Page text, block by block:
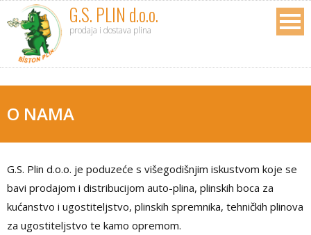
G.S. PLIN d.o.o.
prodaja i dostava plina
O NAMA
G.S. Plin d.o.o. je poduzeće s višegodišnjim iskustvom koje se
bavi prodajom i distribucijom auto-plina, plinskih boca za
kućanstvo i ugostiteljstvo, plinskih spremnika, tehničkih plinova
za ugostiteljstvo te kamo opremom.